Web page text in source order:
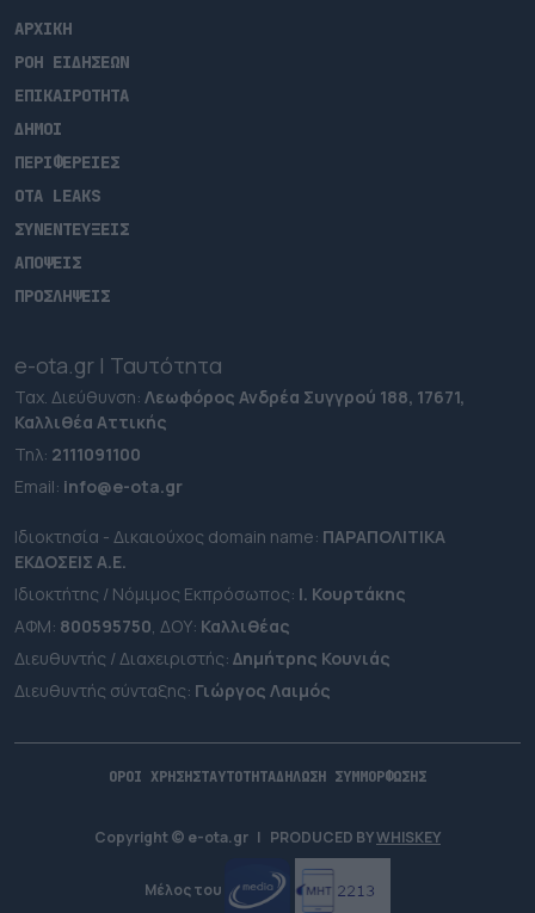
ΑΡΧΙΚΗ
ΡΟΗ ΕΙΔΗΣΕΩΝ
ΕΠΙΚΑΙΡΟΤΗΤΑ
ΔΗΜΟΙ
ΠΕΡΙΦΕΡΕΙΕΣ
OTA LEAKS
ΣΥΝΕΝΤΕΥΞΕΙΣ
ΑΠΟΨΕΙΣ
ΠΡΟΣΛΗΨΕΙΣ
e-ota.gr | Ταυτότητα
Ταχ. Διεύθυνση: Λεωφόρος Ανδρέα Συγγρού 188, 17671,
Καλλιθέα Αττικής
Τηλ: 2111091100
Εmail: info@e-ota.gr
Ιδιοκτησία - Δικαιούχος domain name: ΠΑΡΑΠΟΛΙΤΙΚΑ
ΕΚΔΟΣΕΙΣ A.E.
Ιδιοκτήτης / Νόμιμος Εκπρόσωπος: Ι. Κουρτάκης
ΑΦΜ: 800595750, ΔΟΥ: Καλλιθέας
Διευθυντής / Διαχειριστής: Δημήτρης Κουνιάς
Διευθυντής σύνταξης: Γιώργος Λαιμός
ΟΡΟΙ ΧΡΗΣΗΣΤΑΥΤΟΤΗΤΑΔΗΛΩΣΗ ΣΥΜΜΟΡΦΩΣΗΣ
Copyright © e-ota.gr | PRODUCED BYWHISKEY
Μέλος του